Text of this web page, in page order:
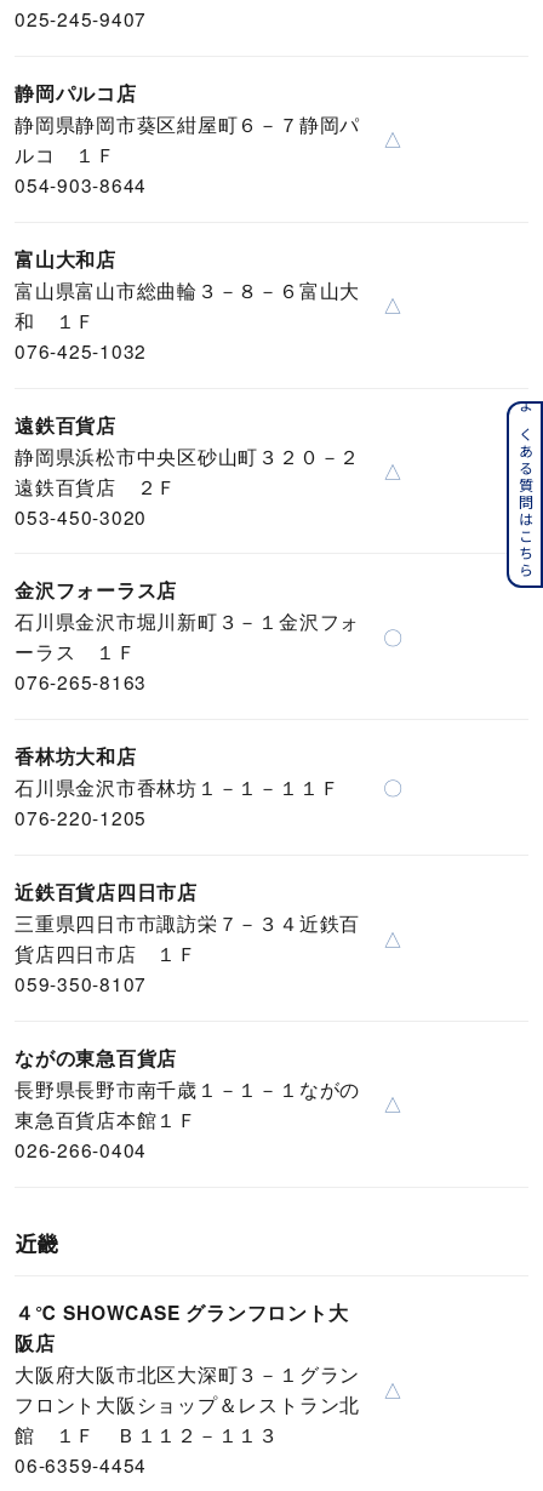
025-245-9407
静岡パルコ店
静岡県静岡市葵区紺屋町６－７静岡パ
ルコ １Ｆ
054-903-8644
△
富山大和店
富山県富山市総曲輪３－８－６富山大
和 １Ｆ
076-425-1032
△
遠鉄百貨店
静岡県浜松市中央区砂山町３２０－２
遠鉄百貨店 ２Ｆ
053-450-3020
△
金沢フォーラス店
石川県金沢市堀川新町３－１金沢フォ
ーラス １Ｆ
076-265-8163
〇
香林坊大和店
石川県金沢市香林坊１－１－１１Ｆ
076-220-1205
〇
近鉄百貨店四日市店
三重県四日市市諏訪栄７－３４近鉄百
貨店四日市店 １Ｆ
059-350-8107
△
ながの東急百貨店
長野県長野市南千歳１－１－１ながの
東急百貨店本館１Ｆ
026-266-0404
△
近畿
４℃ SHOWCASE グランフロント大
阪店
大阪府大阪市北区大深町３－１グラン
フロント大阪ショップ＆レストラン北
館 １Ｆ Ｂ１１２－１１３
06-6359-4454
△
よくある質問はこちら